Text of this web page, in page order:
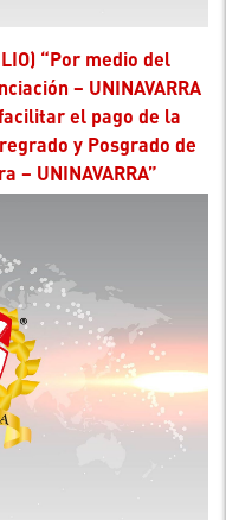
– UNINAVARRA
el pago de la
y Posgrado de
– UNINAVARRA”